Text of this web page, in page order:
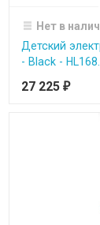
Нет в
Детский
- Black - HL168...
27 225 ₽